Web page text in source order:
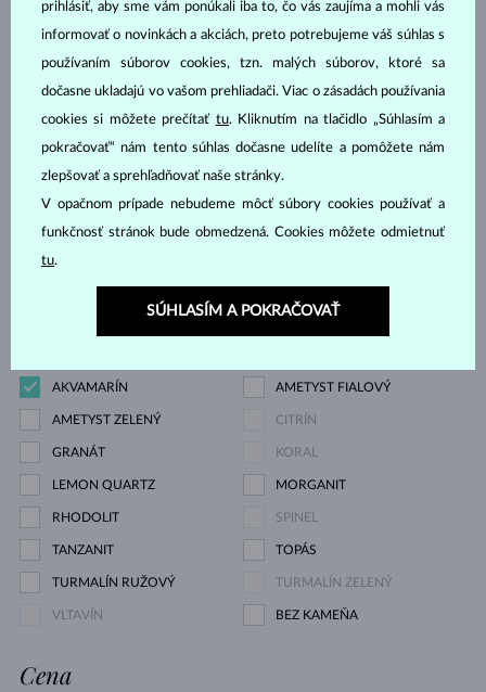
ZIRKÓNIE DIAMANT
DIAMANT LAB GROWN DIAMANT LAB GROWN
MODRÝ
DIAMANT ČIERNY
DIAMANT CHAMPAGNE DIAMANT MODRÝ
DIAMANT ŽLTÝ
ZAFÍR MODRÝ ZAFÍR RUŽOVÝ
AKVAMARÍN AMETYST FIALOVÝ
AMETYST ZELENÝ CITRÍN
GRANÁT KORAL
LEMON QUARTZ MORGANIT
RHODOLIT SPINEL
TANZANIT TOPÁS
TURMALÍN RUŽOVÝ TURMALÍN ZELENÝ
VLTAVÍN BEZ KAMEŇA
Cena
prihlásiť, aby sme vám ponúkali iba to, čo vás zaujíma a mohli vás
informovať o novinkách a akciách, preto potrebujeme váš súhlas s
používaním súborov cookies, tzn. malých súborov, ktoré sa
dočasne ukladajú vo vašom prehliadači. Viac o zásadách používania
cookies si môžete prečítať tu. Kliknutím na tlačidlo „Súhlasím a
pokračovať“ nám tento súhlas dočasne udelíte a pomôžete nám
zlepšovať a sprehľadňovať naše stránky.
V opačnom prípade nebudeme môcť súbory cookies používať a
funkčnosť stránok bude obmedzená. Cookies môžete odmietnuť
tu.
SÚHLASÍM A POKRAČOVAŤ